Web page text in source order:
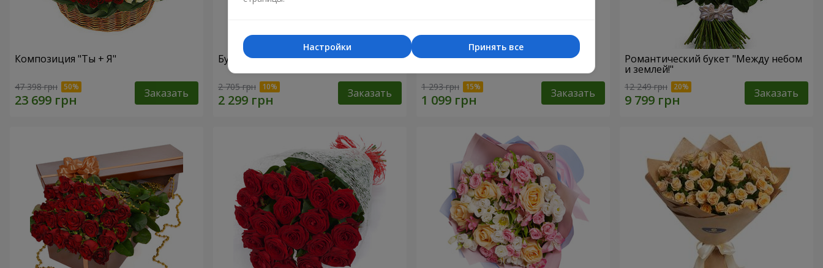
Композиция "Ты + Я"
47 398 грн Заказать
Букет "В восторге от тебя!"
2 705 грн Заказать
11 красных роз
1 293 грн Заказать
Романтический букет "Между небом
и землей!"
12 249 грн Заказать
Принять все
Настройки